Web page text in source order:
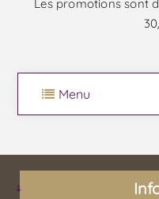
Les promotions sont
Menu